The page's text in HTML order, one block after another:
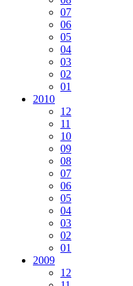
07
06
05
04
03
02
01
2010
12
11
10
09
08
07
06
05
04
03
02
01
2009
12